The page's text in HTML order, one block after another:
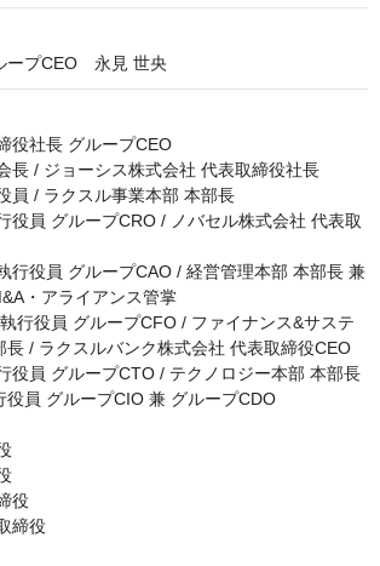
プCEO　永見 世央
役社長 グループCEO
長 / ジョーシス株式会社 代表取締役社長
員 / ラクスル事業本部 本部長
役員 グループCRO / ノバセル株式会社 代表取
行役員 グループCAO / 経営管理本部 本部長 兼
・アライアンス管掌
行役員 グループCFO / ファイナンス&サステ
長 / ラクスルバンク株式会社 代表取締役CEO
役員 グループCTO / テクノロジー本部 本部長
役員 グループCIO 兼 グループCDO
役
締役